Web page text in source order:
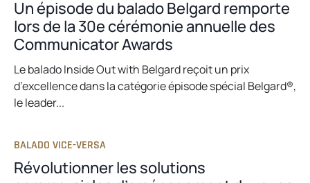
Un épisode du balado Belgard remporte
lors de la 30e cérémonie annuelle des
Communicator Awards
Le balado Inside Out with Belgard reçoit un prix
d’excellence dans la catégorie épisode spécial Belgard®,
le leader...
BALADO VICE-VERSA
Révolutionner les solutions